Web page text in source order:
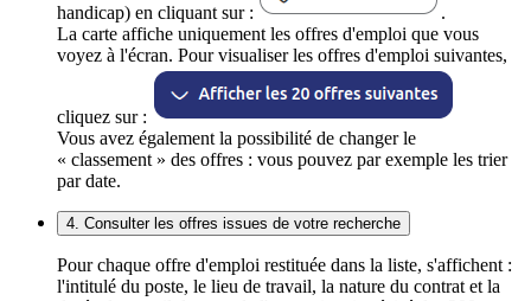
handicap) en cliquant sur :
.
La carte affiche uniquement les offres d'emploi que vous
voyez à l'écran. Pour visualiser les offres d'emploi suivantes,
cliquez sur :
Vous avez également la possibilité de changer le
« classement » des offres : vous pouvez par exemple les trier
par date.
4. Consulter les offres issues de votre recherche
Pour chaque offre d'emploi restituée dans la liste, s'affichent :
l'intitulé du poste, le lieu de travail, la nature du contrat et la